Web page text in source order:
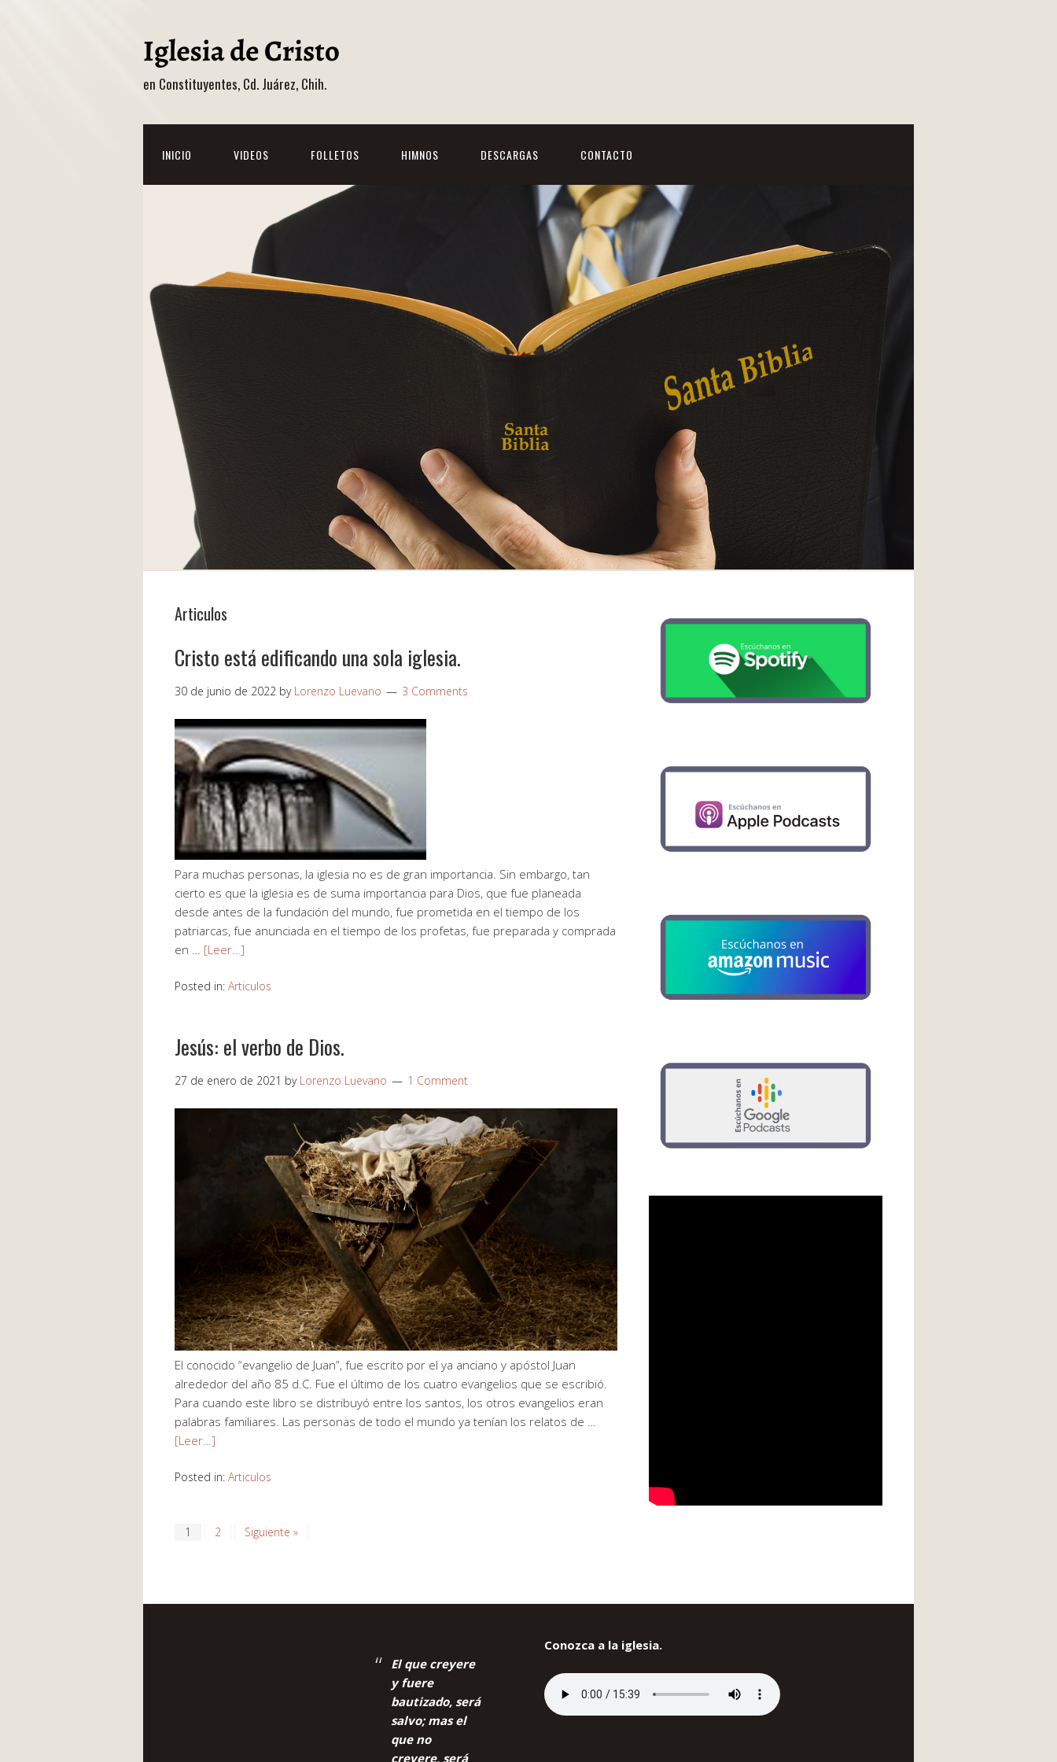
en Constituyentes, Cd. Juárez, Chih.
INICIO VIDEOS FOLLETOS HIMNOS DESCARGAS CONTACTO
Articulos
Cristo está edificando una sola iglesia.
30 de junio de 2022 by Lorenzo Luevano 3 Comments
Para muchas personas, la iglesia no es de gran importancia. Sin embargo, tan
cierto es que la iglesia es de suma importancia para Dios, que fue planeada
desde antes de la fundación del mundo, fue prometida en el tiempo de los
patriarcas, fue anunciada en el tiempo de los profetas, fue preparada y comprada
en … [Leer…]
Posted in: Articulos
Jesús: el verbo de Dios.
27 de enero de 2021 by Lorenzo Luevano 1 Comment
El conocido “evangelio de Juan”, fue escrito por el ya anciano y apóstol Juan
alrededor del año 85 d.C. Fue el último de los cuatro evangelios que se escribió.
Para cuando este libro se distribuyó entre los santos, los otros evangelios eran
palabras familiares. Las personas de todo el mundo ya tenían los relatos de …
[Leer…]
Posted in: Articulos
1 2 Siguiente »
El que creyere
y fuere
bautizado, será
salvo; mas el
que no
creyere, será
Conozca a la iglesia.